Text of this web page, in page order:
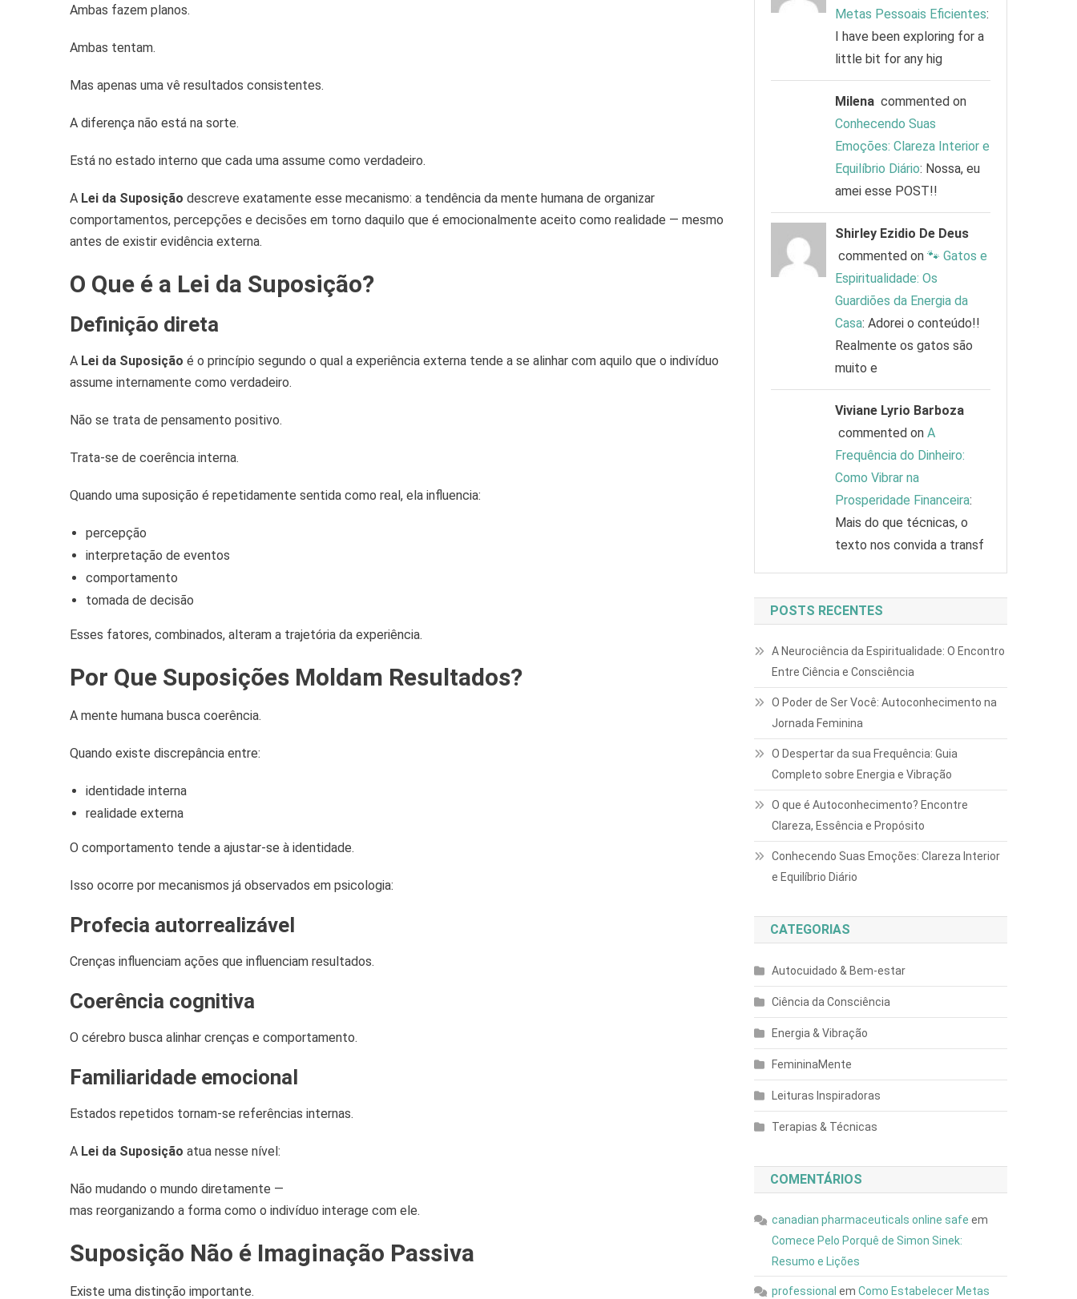
Ambas fazem planos.
Ambas tentam.
Mas apenas uma vê resultados consistentes.
A diferença não está na sorte.
Está no estado interno que cada uma assume como verdadeiro.
A Lei da Suposição descreve exatamente esse mecanismo: a tendência da mente humana de organizar
comportamentos, percepções e decisões em torno daquilo que é emocionalmente aceito como realidade — mesmo
antes de existir evidência externa.
O Que é a Lei da Suposição?
Definição direta
A Lei da Suposição é o princípio segundo o qual a experiência externa tende a se alinhar com aquilo que o indivíduo
assume internamente como verdadeiro.
Não se trata de pensamento positivo.
Trata-se de coerência interna.
Quando uma suposição é repetidamente sentida como real, ela influencia:
percepção
interpretação de eventos
comportamento
tomada de decisão
Esses fatores, combinados, alteram a trajetória da experiência.
Por Que Suposições Moldam Resultados?
A mente humana busca coerência.
Quando existe discrepância entre:
identidade interna
realidade externa
O comportamento tende a ajustar-se à identidade.
Isso ocorre por mecanismos já observados em psicologia:
Profecia autorrealizável
Crenças influenciam ações que influenciam resultados.
Coerência cognitiva
O cérebro busca alinhar crenças e comportamento.
Familiaridade emocional
Estados repetidos tornam-se referências internas.
A Lei da Suposição atua nesse nível:
Não mudando o mundo diretamente —
mas reorganizando a forma como o indivíduo interage com ele.
Suposição Não é Imaginação Passiva
Existe uma distinção importante.
Metas Pessoais Eficientes:
I have been exploring for a
little bit for any hig
Milenacommented on
Conhecendo Suas
Emoções: Clareza Interior e
Equilíbrio Diário: Nossa, eu
amei esse POST!!
Shirley Ezidio De Deus
commented on 🐾 Gatos e
Espiritualidade: Os
Guardiões da Energia da
Casa: Adorei o conteúdo!!
Realmente os gatos são
muito e
Viviane Lyrio Barboza
commented on A
Frequência do Dinheiro:
Como Vibrar na
Prosperidade Financeira:
Mais do que técnicas, o
texto nos convida a transf
POSTS RECENTES
A Neurociência da Espiritualidade: O Encontro
Entre Ciência e Consciência
O Poder de Ser Você: Autoconhecimento na
Jornada Feminina
O Despertar da sua Frequência: Guia
Completo sobre Energia e Vibração
O que é Autoconhecimento? Encontre
Clareza, Essência e Propósito
Conhecendo Suas Emoções: Clareza Interior
e Equilíbrio Diário
CATEGORIAS
Autocuidado & Bem-estar
Ciência da Consciência
Energia & Vibração
FemininaMente
Leituras Inspiradoras
Terapias & Técnicas
COMENTÁRIOS
canadian pharmaceuticals online safe em
Comece Pelo Porquê de Simon Sinek:
Resumo e Lições
professional emComo Estabelecer Metas